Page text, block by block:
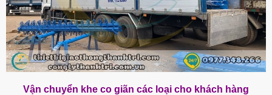
Vận chuyển khe co giãn các loại cho khách hàng